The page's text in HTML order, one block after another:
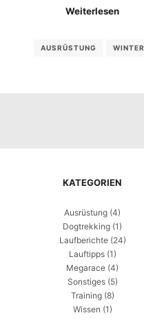
Weiterlesen
AUSRÜSTUNG WINTER
KATEGORIEN
Ausrüstung (4)
Dogtrekking (1)
Laufberichte(24)
Lauftipps(1)
Megarace (4)
Sonstiges(5)
Training(8)
Wissen (1)